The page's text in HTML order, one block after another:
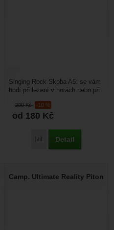
200Kč -10 %
od 180 Kč
Porovnat
Detail
Singing Rock Skoba A5: se vám
hodí při lezení v horách nebo při
pro nouzové...
Camp. Ultimate Reality Piton